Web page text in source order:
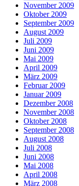
November 2009
Oktober 2009
September 2009
August 2009
Juli 2009
Juni 2009
Mai 2009
April 2009
März 2009
Februar 2009
Januar 2009
Dezember 2008
November 2008
Oktober 2008
September 2008
August 2008
Juli 2008
Juni 2008
Mai 2008
April 2008
März 2008